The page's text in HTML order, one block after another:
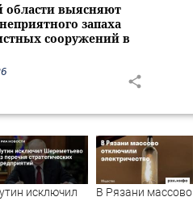
области выясняют
запаха
сооружений в
исключил
В Рязани массово